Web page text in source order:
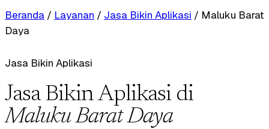
Beranda / Layanan / Jasa Bikin Aplikasi / Maluku Barat
Daya
Jasa Bikin Aplikasi
Jasa Bikin Aplikasi di
Maluku Barat Daya